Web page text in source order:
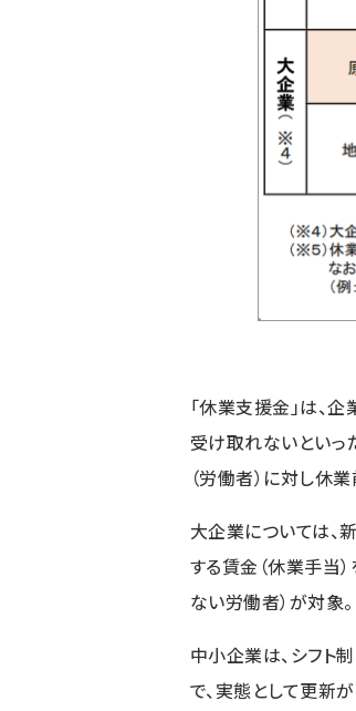
「休業支援金」は、
受け取れないといっ
（労働者）に対し休
大企業については、
する賃金（休業手当
ない労働者）が対象。
中小企業は、シフト
で、実態として更新